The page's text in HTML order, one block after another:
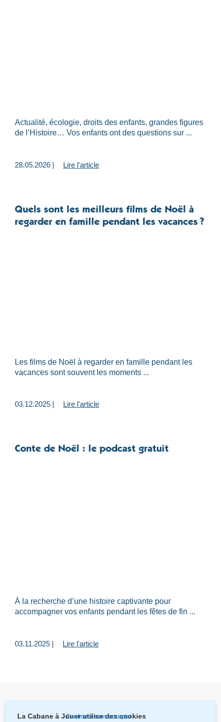
Actualité, écologie, droits des enfants, grandes figures
de l’Histoire… Vos enfants ont des questions sur ...
28.05.2026 | Lire l'article
Quels sont les meilleurs films de Noël à
regarder en famille pendant les vacances ?
Les films de Noël à regarder en famille pendant les
vacances sont souvent les moments ...
03.12.2025 | Lire l'article
Conte de Noël : le podcast gratuit
À la recherche d’une histoire captivante pour
accompagner vos enfants pendant les fêtes de fin ...
03.11.2025 | Lire l'article
La Cabane à Jouer utilise des cookies
Continuer sans accepter